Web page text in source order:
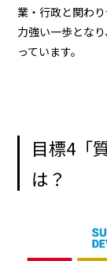
業・行政と関わ
力強い一歩とな
っています。
目標4「
は？